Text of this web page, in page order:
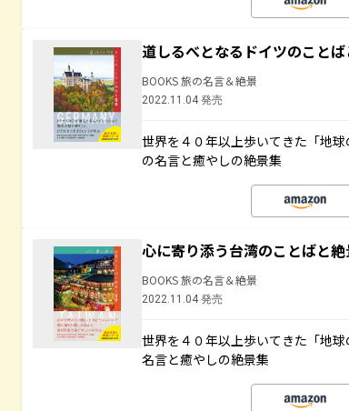
道しるべとなるドイツのこと
BOOKS 旅の名言＆絶景
2022.11.04 発売
世界を４０年以上歩いてきた「地
の名言と癒やしの絶景集
心に寄り添う台湾のことばと絶
BOOKS 旅の名言＆絶景
2022.11.04 発売
世界を４０年以上歩いてきた「地
名言と癒やしの絶景集